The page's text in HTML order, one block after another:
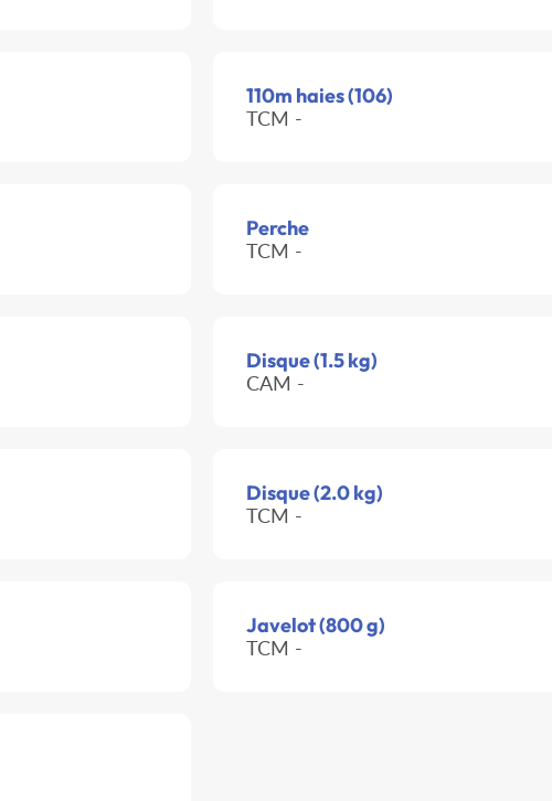
110m haies (106)
TCM -
Perche
TCM -
Disque (1.5 kg)
CAM -
Disque (2.0 kg)
TCM -
Javelot (800 g)
TCM -